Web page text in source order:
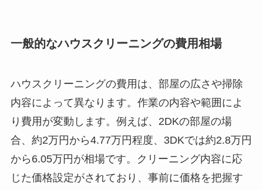
一般的なハウスクリーニングの費用相場
ハウスクリーニングの費用は、部屋の広さや掃除
内容によって異なります。作業の内容や範囲によ
り費用が変動します。例えば、2DKの部屋の場
合、約2万円から4.77万円程度、3DKでは約2.8万円
から6.05万円が相場です。クリーニング内容に応
じた価格設定がされており、事前に価格を把握す